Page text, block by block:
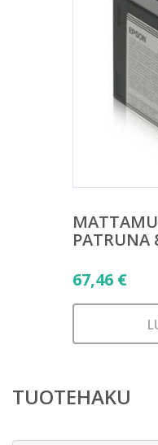
PATRUNA
67,46 €
TUOTEHAKU